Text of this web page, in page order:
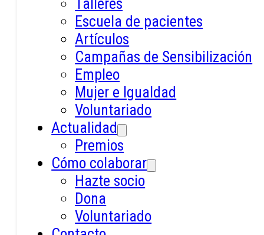
Talleres
Escuela de pacientes
Artículos
Campañas de Sensibilización
Empleo
Mujer e Igualdad
Voluntariado
Actualidad
Premios
Cómo colaborar
Hazte socio
Dona
Voluntariado
El objeto de las
condiciones: El Sitio Web
El objeto de las presentes Condiciones
Generales de Uso (en adelante,
Condiciones) es regular el acceso y la
utilización del Sitio Web. A los efectos
las presentes Condiciones se entenderá
como Sitio Web: la apariencia externa
los interfaces de pantalla, tanto de
estática como de forma dinámica, es